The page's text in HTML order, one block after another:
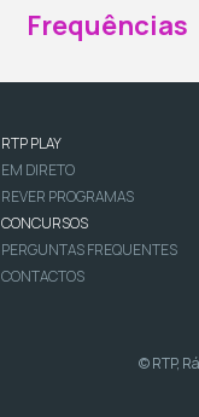
Frequências
RTP PLAY
EM DIRETO
REVER PROGRAMAS
CONCURSOS
PERGUNTAS FREQUENTES
CONTACTOS
© RTP,